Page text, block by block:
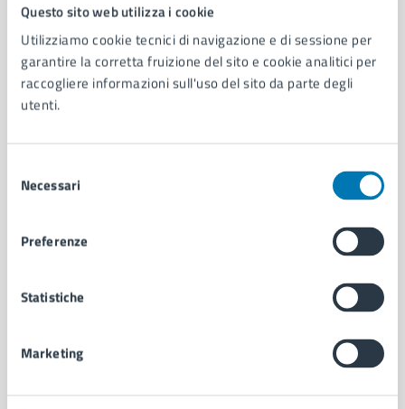
Questo sito web utilizza i cookie
Utilizziamo cookie tecnici di navigazione e di sessione per
garantire la corretta fruizione del sito e cookie analitici per
raccogliere informazioni sull'uso del sito da parte degli
utenti.
delNecessari
Preferenze
Statistiche
Marketing
Comune di Napoli
AMMINISTRAZIONE
Aree amministrative
Uffici
Personale amministrativo
Intranet, posta aziendale e protocollo
CATEGORIE DI SERVIZIO